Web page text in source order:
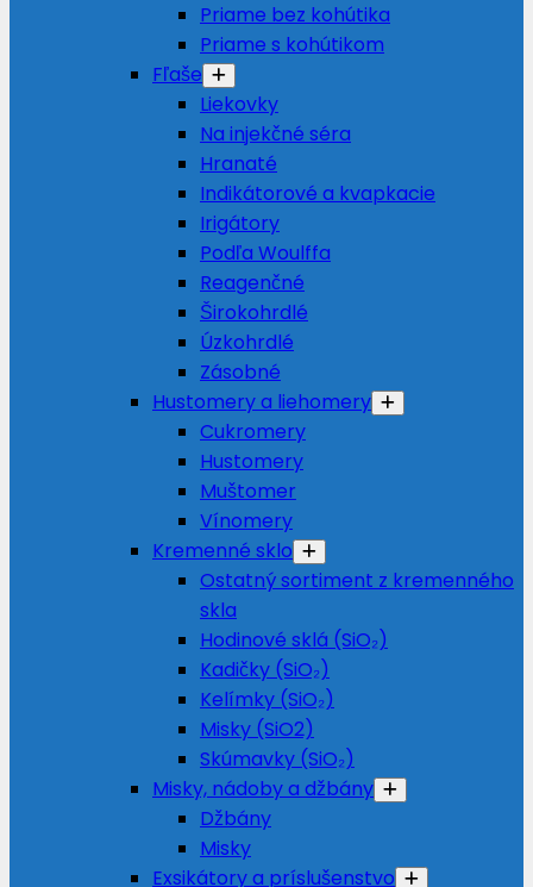
Priame bez kohútika
Priame s kohútikom
Fľaše
Liekovky
Na injekčné séra
Hranaté
Indikátorové a kvapkacie
Irigátory
Podľa Woulffa
Reagenčné
Širokohrdlé
Úzkohrdlé
Zásobné
Hustomery a liehomery
Cukromery
Hustomery
Muštomer
Vínomery
Kremenné sklo
Ostatný sortiment z kremenného
skla
Hodinové sklá (SiO₂)
Kadičky (SiO₂)
Kelímky (SiO₂)
Misky (SiO2)
Skúmavky (SiO₂)
Misky, nádoby a džbány
Džbány
Misky
Exsikátory a príslušenstvo